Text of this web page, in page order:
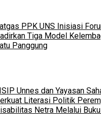
PPK UNS Inisiasi
Tiga Model
Panggung
Unnes dan Yayasan
Literasi Politik
Netra Melalui